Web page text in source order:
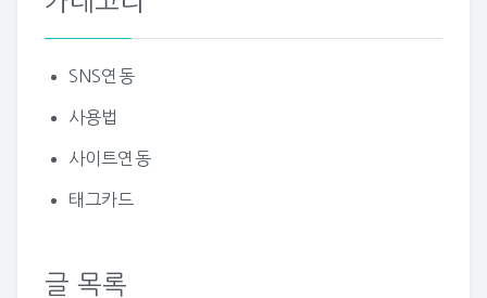
SNS연동
사용법
사이트연동
태그카드
글 목록